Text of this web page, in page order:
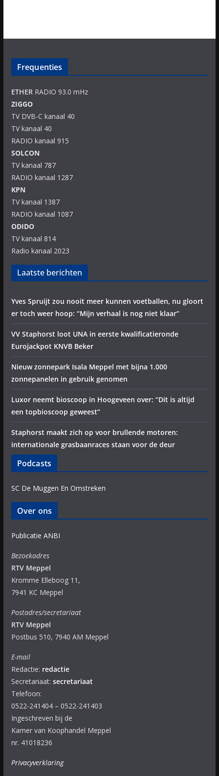
Frequenties
ETHERRADIO 93.0 mHz
ZIGGO
TV DVB-C kanaal 40
TV kanaal 40
RADIO kanaal 915
SOLCON
TV kanaal 787
RADIO kanaal 1287
KPN
TV kanaal 1387
RADIO kanaal 1087
ODIDO
TV kanaal 814
Radio kanaal 2023
Laatste berichten
Yves Spruijt zou nooit meer kunnen voetballen, nu gloort
er toch weer hoop: “Mijn verhaal is nog niet klaar”
VV Staphorst loot UNA in eerste kwalificatieronde
Eurojackpot KNVB Beker
Nieuw zonnepark Isala Meppel met bijna 1.000
zonnepanelen in gebruik genomen
Luxor neemt bioscoop in Hoogeveen over: “Dit is altijd
een topbioscoop geweest”
Staphorst maakt zich op voor brullende motoren:
internationale grasbaanraces staan voor de deur
Podcasts
SC De Muggen En Omstreken
Over ons
Publicatie ANBI
Bezoekadres
RTV Meppel
Kromme Elleboog 11,
7941 KC Meppel
Postadres/secretariaat
RTV Meppel
Postbus 510, 7940 AM Meppel
E-mail
Redactie: redactie
Secretariaat: secretariaat
Telefoon:
0522-241404 – 0522-241403
Ingeschreven bij de
Kamer van Koophandel Meppel
nr. 41018236
Privacyverklaring